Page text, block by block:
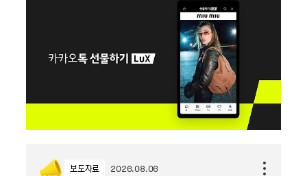
보도자료 2026.08.06